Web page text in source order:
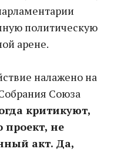
политическую
арене.
налажено на
Союза
критикуют,
проект, не
акт. Да,